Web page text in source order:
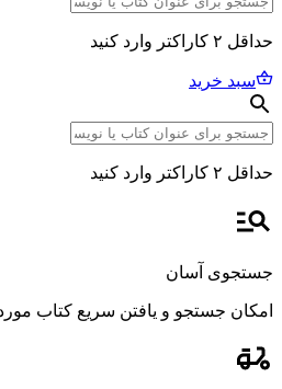
حداقل ۲ کاراکتر وارد کنید
سبد خرید
حداقل ۲ کاراکتر وارد کنید
جستجوی آسان
امکان جستجو و یافتن سریع کتاب مورد نظر در مجموعه ای از ۵۰ هزار